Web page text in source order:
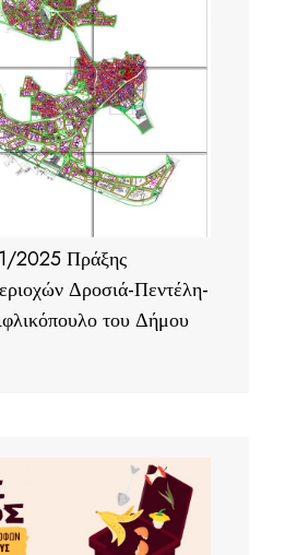
2025 Πράξης
Δροσιά-Πεντέλη-
του Δήμου